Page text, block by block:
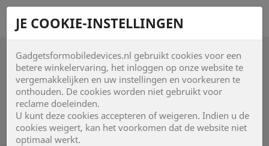

Item 1-24 van 93 in totaal item(s)
JE COOKIE-INSTELLINGEN
Gadgetsformobiledevices.nl gebruikt cookies voor een
betere winkelervaring, het inloggen op onze website te
vergemakkelijken en uw instellingen en voorkeuren te
onthouden. De cookies worden niet gebruikt voor
reclame doeleinden.
U kunt deze cookies accepteren of weigeren. Indien u de
cookies weigert, kan het voorkomen dat de website niet
optimaal werkt.